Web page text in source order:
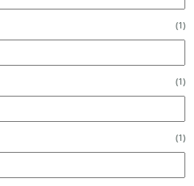
(1)
(1)
(1)